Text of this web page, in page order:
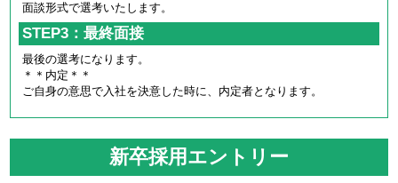
面談形式で選考いたします。
STEP3：最終面接
最後の選考になります。
＊＊内定＊＊
ご自身の意思で入社を決意した時に、内定者となります。
新卒採用エントリー